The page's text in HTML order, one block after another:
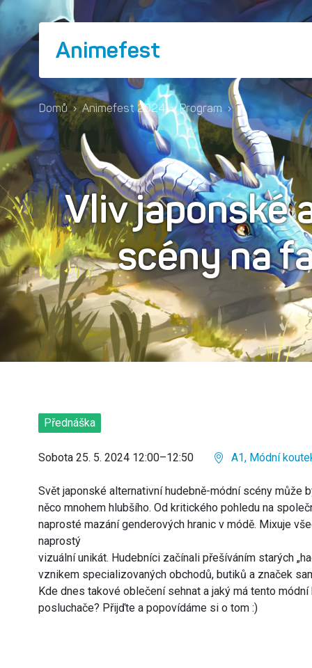
Animefest
Domů › Animefest 2024 › Program ›
Vliv japonské
scény na
Přednáška
Sobota 25. 5. 2024 12:00–12:50 A1, Módní
Svět japonské alternativní hudebně-módní scény může
něco mnohem hlubšího. Od kritického pohledu na
naprosté mazání genderových hranic v módě. Mixuje
naprostý
vizuální unikát. Hudebníci začínali přešíváním starých
vznikem specializovaných obchodů, butiků a značek
Kde dnes takové oblečení sehnat a jaký má tento
posluchače? Přijďte a popovídáme si o tom :)